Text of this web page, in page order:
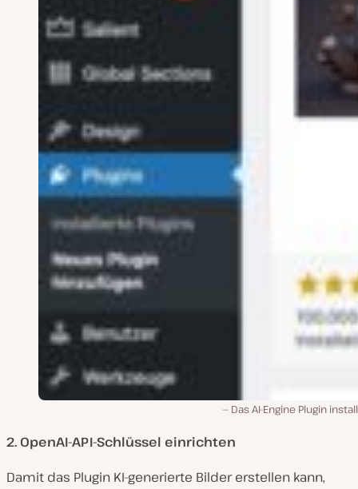
Das AI-Engine Plugin
2. OpenAI-API-Schlüssel einrichten
Damit das Plugin KI-generierte Bilder erstellen kann,